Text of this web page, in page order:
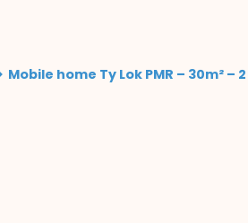
Mobile home Ty Lok PMR – 30m²